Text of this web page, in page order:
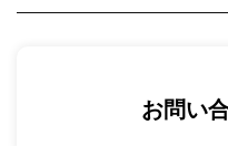
お問い